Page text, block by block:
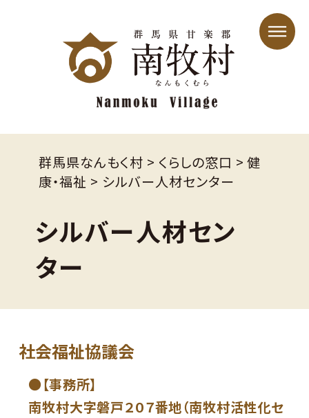
群馬県なんもく村 > くらしの窓口 >健
康・福祉 > シルバー人材センター
シルバー人材セン
ター
社会福祉協議会
【事務所】
南牧村大字磐戸２０７番地（南牧村活性化セ